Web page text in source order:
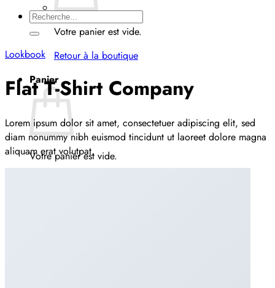
Votre panier est vide.
Retour à la boutique
Panier
Votre panier est vide.
Recherche
pour :
Lookbook
Flat T-Shirt Company
Lorem ipsum dolor sit amet, consectetuer adipiscing elit, sed
diam nonummy nibh euismod tincidunt ut laoreet dolore magna
aliquam erat volutpat.